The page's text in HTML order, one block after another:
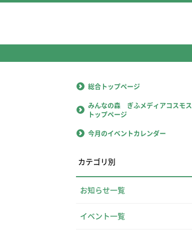
総合トップページ
みんなの森 ぎふメディアコスモス
トップページ
今月のイベントカレンダー
カテゴリ別
お知らせ一覧
イベント一覧